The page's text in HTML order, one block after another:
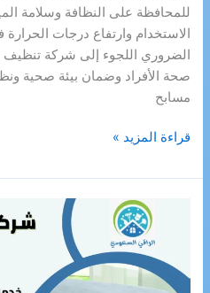
للمحافظة على النظافة وسلامة
الاستخدام وارتفاع درجات
الضروري اللجوء إلى شركة
صحة الأفراد وضمان بيئة صحية
مسابح
شركة
مسابح
قراءة المزيد »